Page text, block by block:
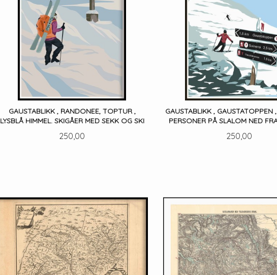
GAUSTABLIKK , RANDONEE, TOPTUR ,
LYSBLÅ HIMMEL. SKIGÅER MED SEKK OG SKI
Pris
250,00
GAUSTABLIKK , GAUSTATOPPEN
PERSONER PÅ SLALOM NED
Pris
250,00